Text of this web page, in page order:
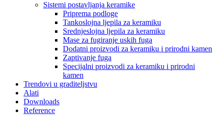
Sistemi postavljanja keramike
Priprema podloge
Tankoslojna ljepila za keramiku
Srednjeslojna ljepila za keramiku
Mase za fugiranje uskih fuga
Dodatni proizvodi za keramiku i prirodni kamen
Zaptivanje fuga
Specijalni proizvodi za keramiku i prirodni
kamen
Trendovi u graditeljstvu
Alati
Downloads
Reference